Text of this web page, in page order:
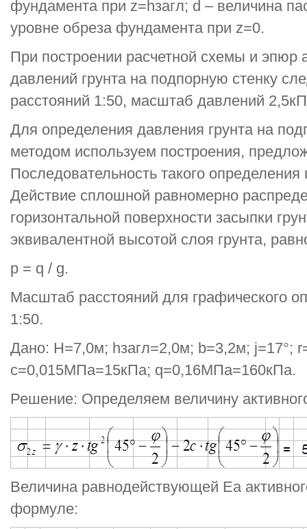
фундамента при z=hзагл; d – величина
уровне обреза фундамента при z=0.
При построении расчетной схемы и эпюр
давлений грунта на подпорную стенку
расстояний 1:50, масштаб давлений
Для определения давления грунта на
методом используем построения,
Последовательность такого
Действие сплошной равномерно
горизонтальной поверхности засыпки
эквивалентной высотой слоя грунта,
p = q / g.
Масштаб расстояний для графического
1:50.
Дано: Н=7,0м; hзагл=2,0м; b=3,2м; j=17°;
с=0,015МПа=15кПа; q=0,16МПа=160кПа.
Решение: Определяем величину
Величина равнодействующей Еа
формуле: